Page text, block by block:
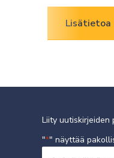
Lisätietoa
Liity uutiskirjeiden
"*" näyttää